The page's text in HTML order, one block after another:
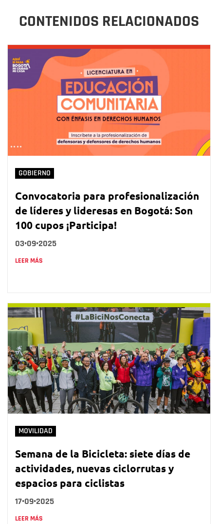
CONTENIDOS RELACIONADOS
GOBIERNO
Convocatoria para profesionalización
de líderes y lideresas en Bogotá: Son
100 cupos ¡Participa!
03•09•2025
LEER MÁS
MOVILIDAD
Semana de la Bicicleta: siete días de
actividades, nuevas ciclorrutas y
espacios para ciclistas
17•09•2025
LEER MÁS